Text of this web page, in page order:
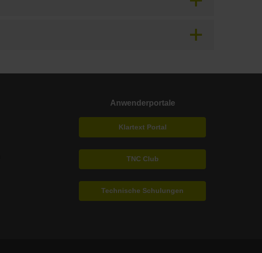
Anwenderportale
Klartext Portal
TNC Club
Technische Schulungen